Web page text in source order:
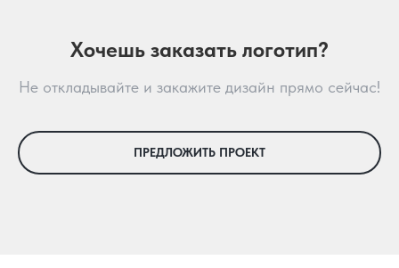
Хочешь заказать логотип?
Не откладывайте и закажите дизайн прямо сейчас!
ПРЕДЛОЖИТЬ ПРОЕКТ